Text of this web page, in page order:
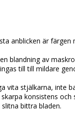
anblicken är färgen
blandning av
till till mildare
vita stjälkarna, inte
konsistens och
bittra bladen.